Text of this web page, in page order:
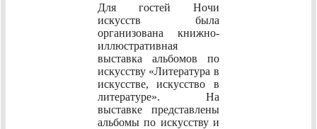
Для гостей Ночи
искусств была
организована книжно-
иллюстративная
выставка альбомов по
искусству «Литература в
искусстве, искусство в
литературе». На
выставке представлены
альбомы по искусству и